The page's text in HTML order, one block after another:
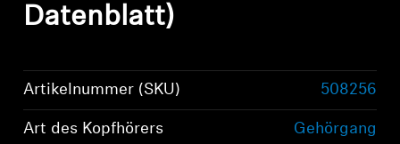
Datenblatt)
Artikelnummer (SKU) 508256
Art des Kopfhörers Gehörgang